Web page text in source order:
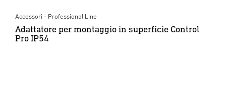
Accessori - Professional Line
Adattatore per montaggio in superficie Control
Pro IP54